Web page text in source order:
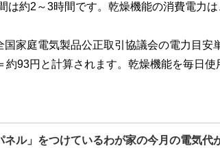
は約2～3時間です。乾燥機能の消費電力
家庭電気製品公正取引協議会の電力目安
93円と計算されます。乾燥機能を毎日
ネル」をつけているわが家の今月の電気